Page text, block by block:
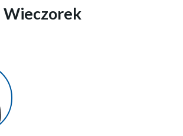
Wieczorek